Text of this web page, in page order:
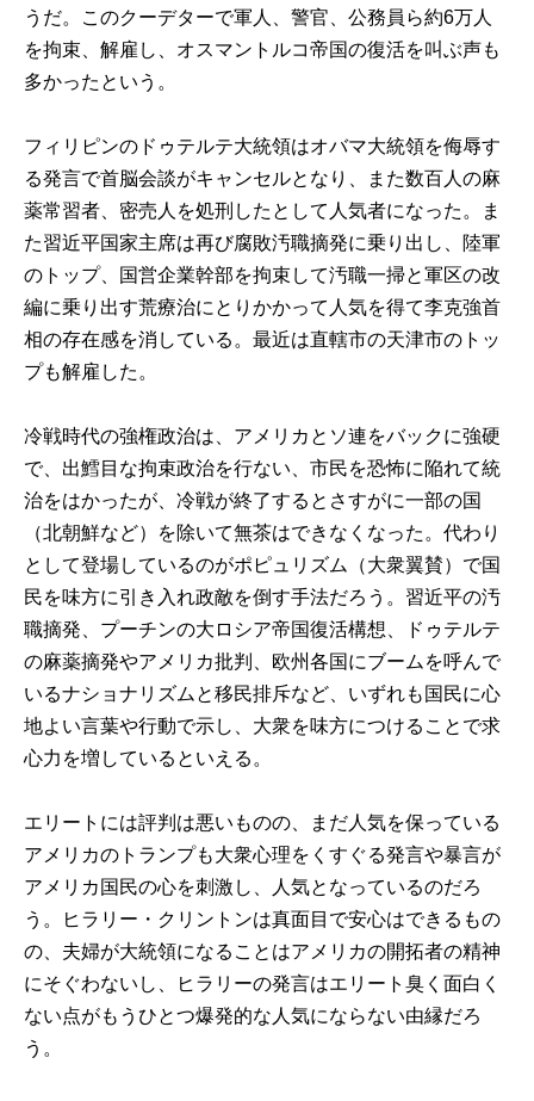
うだ。このクーデターで軍人、警官、公務員ら約6万人
を拘束、解雇し、オスマントルコ帝国の復活を叫ぶ声も
多かったという。
フィリピンのドゥテルテ大統領はオバマ大統領を侮辱す
る発言で首脳会談がキャンセルとなり、また数百人の麻
薬常習者、密売人を処刑したとして人気者になった。ま
た習近平国家主席は再び腐敗汚職摘発に乗り出し、陸軍
のトップ、国営企業幹部を拘束して汚職一掃と軍区の改
編に乗り出す荒療治にとりかかって人気を得て李克強首
相の存在感を消している。最近は直轄市の天津市のトッ
プも解雇した。
冷戦時代の強権政治は、アメリカとソ連をバックに強硬
で、出鱈目な拘束政治を行ない、市民を恐怖に陥れて統
治をはかったが、冷戦が終了するとさすがに一部の国
（北朝鮮など）を除いて無茶はできなくなった。代わり
として登場しているのがポピュリズム（大衆翼賛）で国
民を味方に引き入れ政敵を倒す手法だろう。習近平の汚
職摘発、プーチンの大ロシア帝国復活構想、ドゥテルテ
の麻薬摘発やアメリカ批判、欧州各国にブームを呼んで
いるナショナリズムと移民排斥など、いずれも国民に心
地よい言葉や行動で示し、大衆を味方につけることで求
心力を増しているといえる。
エリートには評判は悪いものの、まだ人気を保っている
アメリカのトランプも大衆心理をくすぐる発言や暴言が
アメリカ国民の心を刺激し、人気となっているのだろ
う。ヒラリー・クリントンは真面目で安心はできるもの
の、夫婦が大統領になることはアメリカの開拓者の精神
にそぐわないし、ヒラリーの発言はエリート臭く面白く
ない点がもうひとつ爆発的な人気にならない由縁だろ
う。